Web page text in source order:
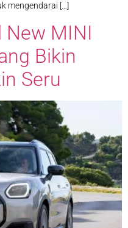
mengendarai […]
New MINI
Bikin
Seru